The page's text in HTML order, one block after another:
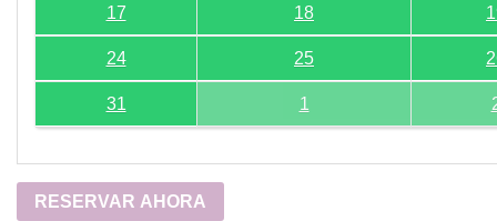
17 18
24 25
31 1
RESERVAR AHORA